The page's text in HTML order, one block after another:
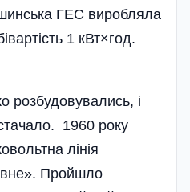
ГЕС виробляла
1 кВт×год.
розбудовувались, і
1960 року
лінія
Пройшло